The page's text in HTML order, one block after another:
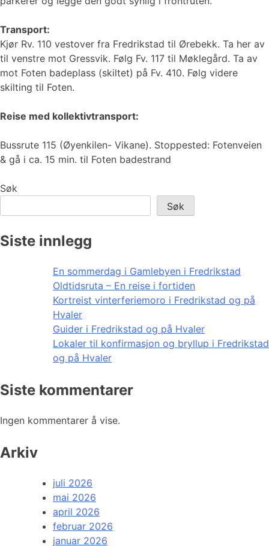
Transport:
Kjør Rv. 110 vestover fra Fredrikstad til Ørebekk. Ta her av
til venstre mot Gressvik. Følg Fv. 117 til Møklegård. Ta av
mot Foten badeplass (skiltet) på Fv. 410. Følg videre
skilting til Foten.
Reise med kollektivtransport:
Bussrute 115 (Øyenkilen- Vikane). Stoppested: Fotenveien
& gå i ca. 15 min. til Foten badestrand
Søk
Søk
Siste innlegg
En sommerdag i Gamlebyen i Fredrikstad
Oldtidsruta – En reise i fortiden
Kortreist vinterferiemoro i Fredrikstad og på
Hvaler
Guider i Fredrikstad og på Hvaler
Lokaler til konfirmasjon og bryllup i Fredrikstad
og på Hvaler
Siste kommentarer
Ingen kommentarer å vise.
Arkiv
juli 2026
mai 2026
april 2026
februar 2026
januar 2026